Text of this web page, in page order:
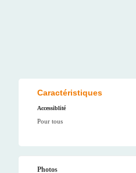
Caractéristiques
Accessiblité
Pour tous
Photos